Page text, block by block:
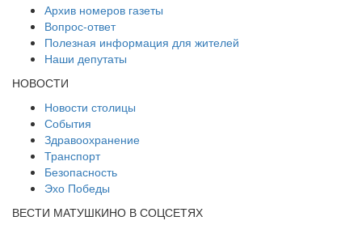
Архив номеров газеты
Вопрос-ответ
Полезная информация для жителей
Наши депутаты
НОВОСТИ
Новости столицы
События
Здравоохранение
Транспорт
Безопасность
Эхо Победы
ВЕСТИ МАТУШКИНО В СОЦСЕТЯХ